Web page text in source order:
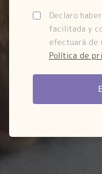
Declaro
facilitada y
efectuará de
Política de